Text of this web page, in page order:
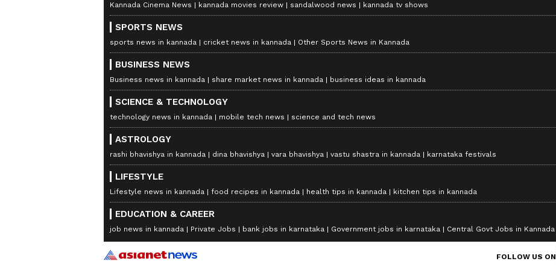
Kannada Cinema News kannada movies review sandalwood news kannada tv shows
SPORTS NEWS
sports news in kannada cricket news in kannada Other Sports News in Kannada
BUSINESS NEWS
Business news in kannada share market news in kannada business ideas in kannada
SCIENCE & TECHNOLOGY
technology news in kannada mobile tech news science and tech news
ASTROLOGY
rashi bhavishya in kannada dina bhavishya vara bhavishya vastu shastra in kannada karnataka festivals
LIFESTYLE
Lifestyle news in kannada food recipes in kannada health tips in kannada kitchen tips in kannada
EDUCATION & CAREER
job news in kannada Private Jobs bank jobs in karnataka Government jobs in karnataka Central Govt Jobs in Kannada
FOLLOW US ON